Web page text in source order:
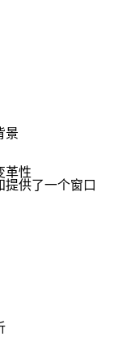
景
革性
供了一个窗口